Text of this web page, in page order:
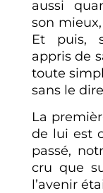
aussi
son mieux,
Et puis,
appris de
toute
sans le
La
de lui est
passé,
cru que
l’avenir